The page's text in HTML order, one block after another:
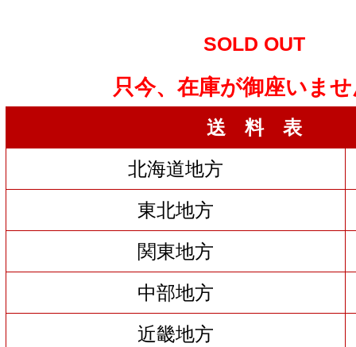
SOLD OUT
只今、在庫が御座いま
送 料 表
北海道地方
東北地方
関東地方
中部地方
近畿地方